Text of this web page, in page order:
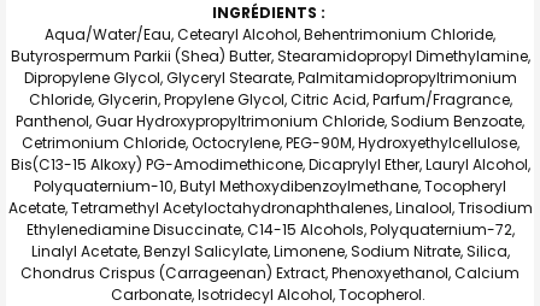
INGRÉDIENTS :
Aqua/Water/Eau, Cetearyl Alcohol, Behentrimonium Chloride,
Butyrospermum Parkii (Shea) Butter, Stearamidopropyl Dimethylamine,
Dipropylene Glycol, Glyceryl Stearate, Palmitamidopropyltrimonium
Chloride, Glycerin, Propylene Glycol, Citric Acid, Parfum/Fragrance,
Panthenol, Guar Hydroxypropyltrimonium Chloride, Sodium Benzoate,
Cetrimonium Chloride, Octocrylene, PEG-90M, Hydroxyethylcellulose,
Bis(C13-15 Alkoxy) PG-Amodimethicone, Dicaprylyl Ether, Lauryl Alcohol,
Polyquaternium-10, Butyl Methoxydibenzoylmethane, Tocopheryl
Acetate, Tetramethyl Acetyloctahydronaphthalenes, Linalool, Trisodium
Ethylenediamine Disuccinate, C14-15 Alcohols, Polyquaternium-72,
Linalyl Acetate, Benzyl Salicylate, Limonene, Sodium Nitrate, Silica,
Chondrus Crispus (Carrageenan) Extract, Phenoxyethanol, Calcium
Carbonate, Isotridecyl Alcohol, Tocopherol.